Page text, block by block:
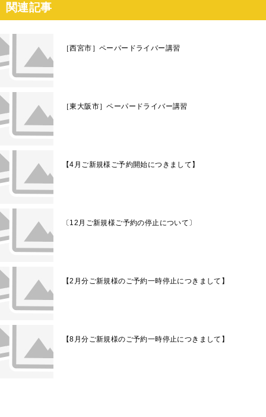
関連記事
［西宮市］ペーパードライバー講習
［東大阪市］ペーパードライバー講習
【4月ご新規様ご予約開始につきまして】
〔12月ご新規様ご予約の停止について〕
【2月分ご新規様のご予約一時停止につきまして】
【8月分ご新規様のご予約一時停止につきまして】